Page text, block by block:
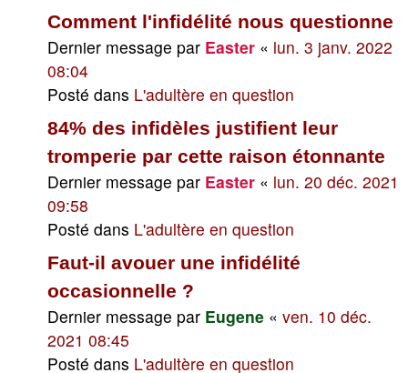
Comment l'infidélité nous questionne
Dernier message par Easter « lun. 3 janv. 2022
08:04
Posté dans L'adultère en question
84% des infidèles justifient leur
tromperie par cette raison étonnante
Dernier message par Easter « lun. 20 déc. 2021
09:58
Posté dans L'adultère en question
Faut-il avouer une infidélité
occasionnelle ?
Dernier message par Eugene « ven. 10 déc.
2021 08:45
Posté dans L'adultère en question